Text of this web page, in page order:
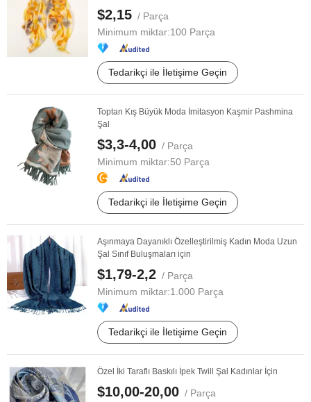
$2,15 / Parça
Minimum miktar:100 Parça
Tedarikçi ile İletişime Geçin
Toptan Kış Büyük Moda İmitasyon Kaşmir Pashmina
Şal
$3,3-4,00 / Parça
Minimum miktar:50 Parça
Tedarikçi ile İletişime Geçin
Aşınmaya Dayanıklı Özelleştirilmiş Kadın Moda Uzun
Şal Sınıf Buluşmaları için
$1,79-2,2 / Parça
Minimum miktar:1.000 Parça
Tedarikçi ile İletişime Geçin
Özel İki Taraflı Baskılı İpek Twill Şal Kadınlar İçin
$10,00-20,00 / Parça